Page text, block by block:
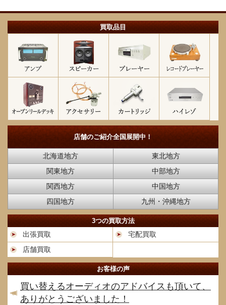
買取品目
店舗のご紹介全国展開中！
北海道地方
東北地方
関東地方
中部地方
関西地方
中国地方
四国地方
九州・沖縄地方
3つの買取方法
出張買取
宅配買取
店舗買取
お客様の声
買い替えるオーディオのアドバイスも頂いて、
ありがとうございました！